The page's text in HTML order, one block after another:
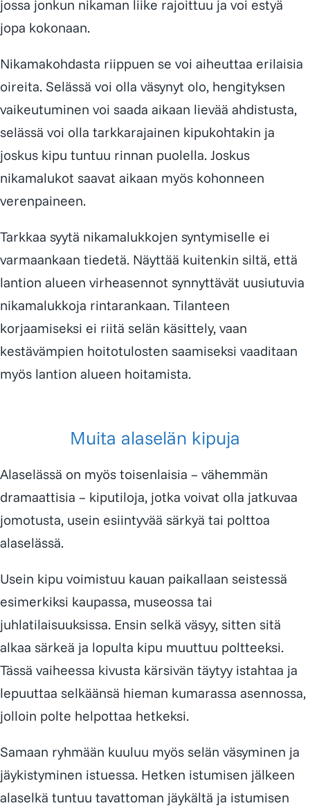
jossa jonkun nikaman liike rajoittuu ja voi estyä
jopa kokonaan.
Nikamakohdasta riippuen se voi aiheuttaa erilaisia
oireita. Selässä voi olla väsynyt olo, hengityksen
vaikeutuminen voi saada aikaan lievää ahdistusta,
selässä voi olla tarkkarajainen kipukohtakin ja
joskus kipu tuntuu rinnan puolella. Joskus
nikamalukot saavat aikaan myös kohonneen
verenpaineen.
Tarkkaa syytä nikamalukkojen syntymiselle ei
varmaankaan tiedetä. Näyttää kuitenkin siltä, että
lantion alueen virheasennot synnyttävät uusiutuvia
nikamalukkoja rintarankaan. Tilanteen
korjaamiseksi ei riitä selän käsittely, vaan
kestävämpien hoitotulosten saamiseksi vaaditaan
myös lantion alueen hoitamista.
Muita alaselän kipuja
Alaselässä on myös toisenlaisia – vähemmän
dramaattisia – kiputiloja, jotka voivat olla jatkuvaa
jomotusta, usein esiintyvää särkyä tai polttoa
alaselässä.
Usein kipu voimistuu kauan paikallaan seistessä
esimerkiksi kaupassa, museossa tai
juhlatilaisuuksissa. Ensin selkä väsyy, sitten sitä
alkaa särkeä ja lopulta kipu muuttuu poltteeksi.
Tässä vaiheessa kivusta kärsivän täytyy istahtaa ja
lepuuttaa selkäänsä hieman kumarassa asennossa,
jolloin polte helpottaa hetkeksi.
Samaan ryhmään kuuluu myös selän väsyminen ja
jäykistyminen istuessa. Hetken istumisen jälkeen
alaselkä tuntuu tavattoman jäykältä ja istumisen